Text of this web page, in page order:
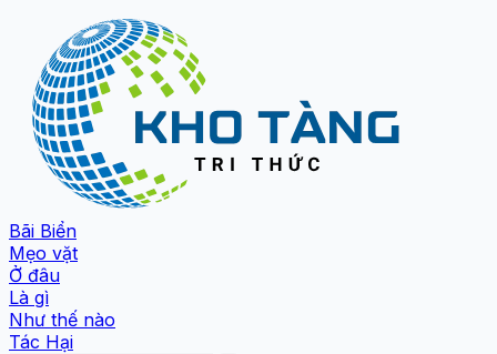
Bãi Biển
Mẹo vặt
Ở đâu
Là gì
Như thế nào
Tác Hại